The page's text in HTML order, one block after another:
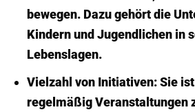
bewegen. Dazu gehört die
Kindern und Jugendlichen in
Lebenslagen.
Vielzahl von Initiativen: Sie
regelmäßig Veranstaltungen